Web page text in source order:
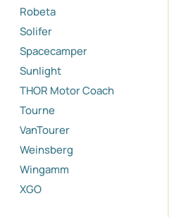
Robeta
Solifer
Spacecamper
Sunlight
THOR Motor Coach
Tourne
VanTourer
Weinsberg
Wingamm
XGO